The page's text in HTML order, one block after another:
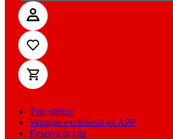
Top ofertas
Ventajas exclusivas en APP
Reserva tu cita